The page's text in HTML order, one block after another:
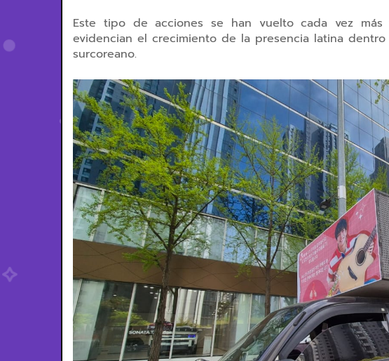
Este tipo de acciones se han vuelto cada vez
evidencian el crecimiento de la presencia latina
surcoreano.